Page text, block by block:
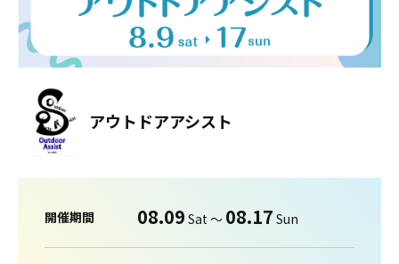
アウトドアアシスト
開催期間 08.09 Sat 〜 08.17 Sun